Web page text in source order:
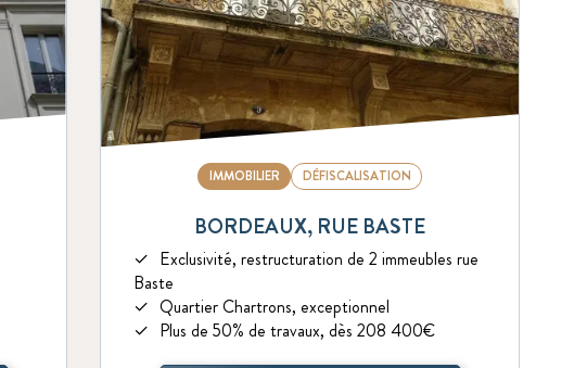
IMMOBILIER DÉFISCALISATION
BORDEAUX, RUE BASTE
Exclusivité, restructuration de 2 immeubles rue
Baste
Quartier Chartrons, exceptionnel
Plus de 50% de travaux, dès 208 400€